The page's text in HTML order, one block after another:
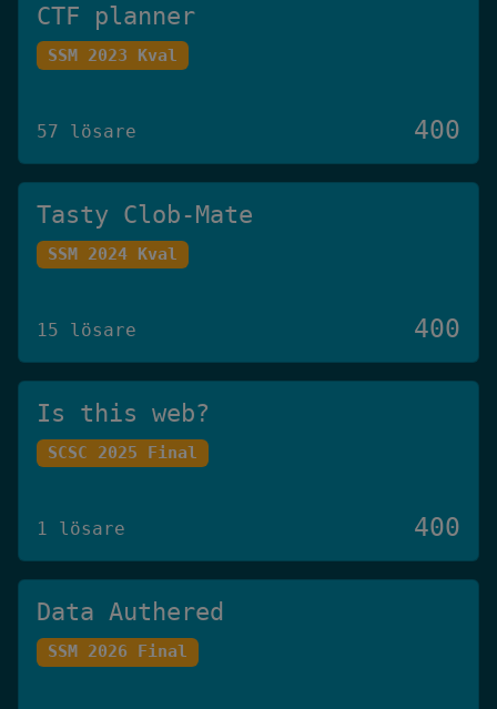
CTF planner
SSM 2023 Kval
57 lösare 400
Tasty Clob-Mate
SSM 2024 Kval
15 lösare 400
Is this web?
SCSC 2025 Final
1 lösare 400
Data Authered
SSM 2026 Final